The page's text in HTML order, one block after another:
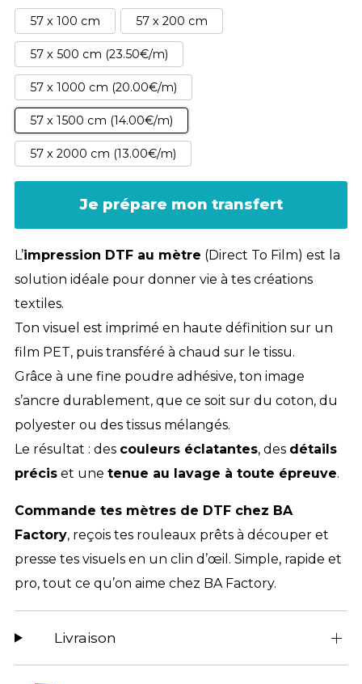
57 x 100 cm 57 x 200 cm
57 x 500 cm (23.50€/m)
57 x 1000 cm (20.00€/m)
57 x 1500 cm (14.00€/m)
57 x 2000 cm (13.00€/m)
Je prépare mon transfert
L’impression DTF au mètre (Direct To Film) est la
solution idéale pour donner vie à tes créations
textiles.
Ton visuel est imprimé en haute définition sur un
film PET, puis transféré à chaud sur le tissu.
Grâce à une fine poudre adhésive, ton image
s’ancre durablement, que ce soit sur du coton, du
polyester ou des tissus mélangés.
Le résultat : des couleurs éclatantes, des détails
précis et une tenue au lavage à toute épreuve.
Commande tes mètres de DTF chez BA
Factory, reçois tes rouleaux prêts à découper et
presse tes visuels en un clin d’œil. Simple, rapide et
pro, tout ce qu’on aime chez BA Factory.
Livraison